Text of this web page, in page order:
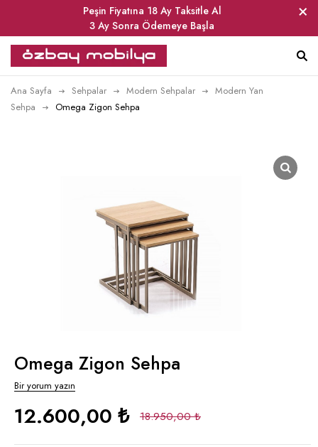
Peşin Fiyatına 18 Ay Taksitle Al
3 Ay Sonra Ödemeye Başla
Ana Sayfa Sehpalar Modern Sehpalar
Modern Yan
Sehpa
Omega Zigon Sehpa
Omega Zigon Sehpa
Bir yorum yazın
18.950,00₺
12.600,00 ₺